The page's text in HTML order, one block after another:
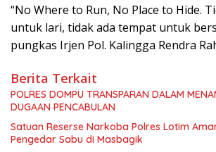
“No Where to Run, No Place to Hide.
untuk lari, tidak ada tempat untuk
pungkas Irjen Pol. Kalingga Rendra
Berita Terkait
POLRES DOMPU TRANSPARAN DALAM
DUGAAN PENCABULAN
Satuan Reserse Narkoba Polres Lotim
Pengedar Sabu di Masbagik